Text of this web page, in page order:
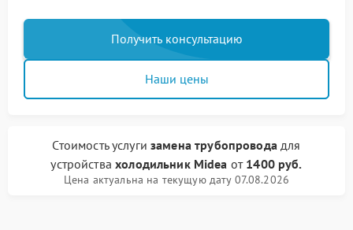
Получить консультацию
Наши цены
Стоимость услугизамена трубопроводадля
устройствахолодильник Midea от 1400 руб.
Цена актуальна на текущую дату 07.08.2026